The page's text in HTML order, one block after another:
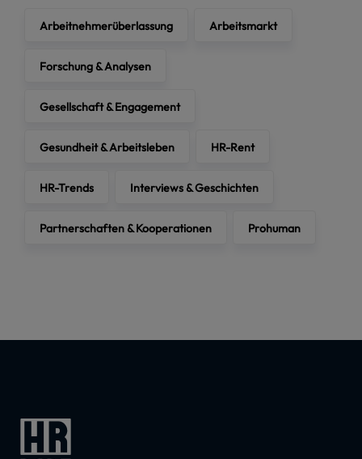
Arbeitnehmerüberlassung Arbeitsmarkt
Forschung & Analysen
Gesellschaft & Engagement
Gesundheit & Arbeitsleben HR-Rent
HR-Trends Interviews & Geschichten
Partnerschaften & Kooperationen Prohuman